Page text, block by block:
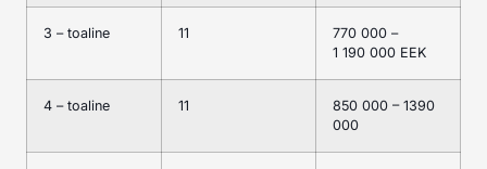
3 – toaline 11
770 000 –
1 190 000 EEK
4 – toaline 11
850 000 – 1390
000